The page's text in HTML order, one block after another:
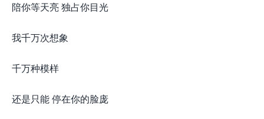
陪你等天亮 独占你目光
我千万次想象
千万种模样
还是只能 停在你的脸庞